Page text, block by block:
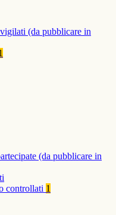
(da pubblicare in
(da pubblicare in
controllati 1